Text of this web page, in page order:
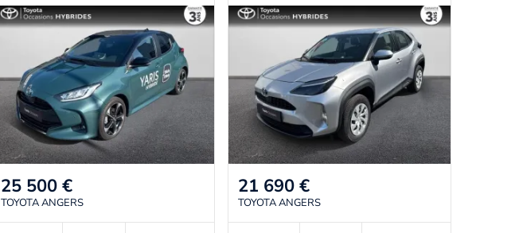
25 500 €
TOYOTA ANGERS
21 690 €
TOYOTA ANGERS